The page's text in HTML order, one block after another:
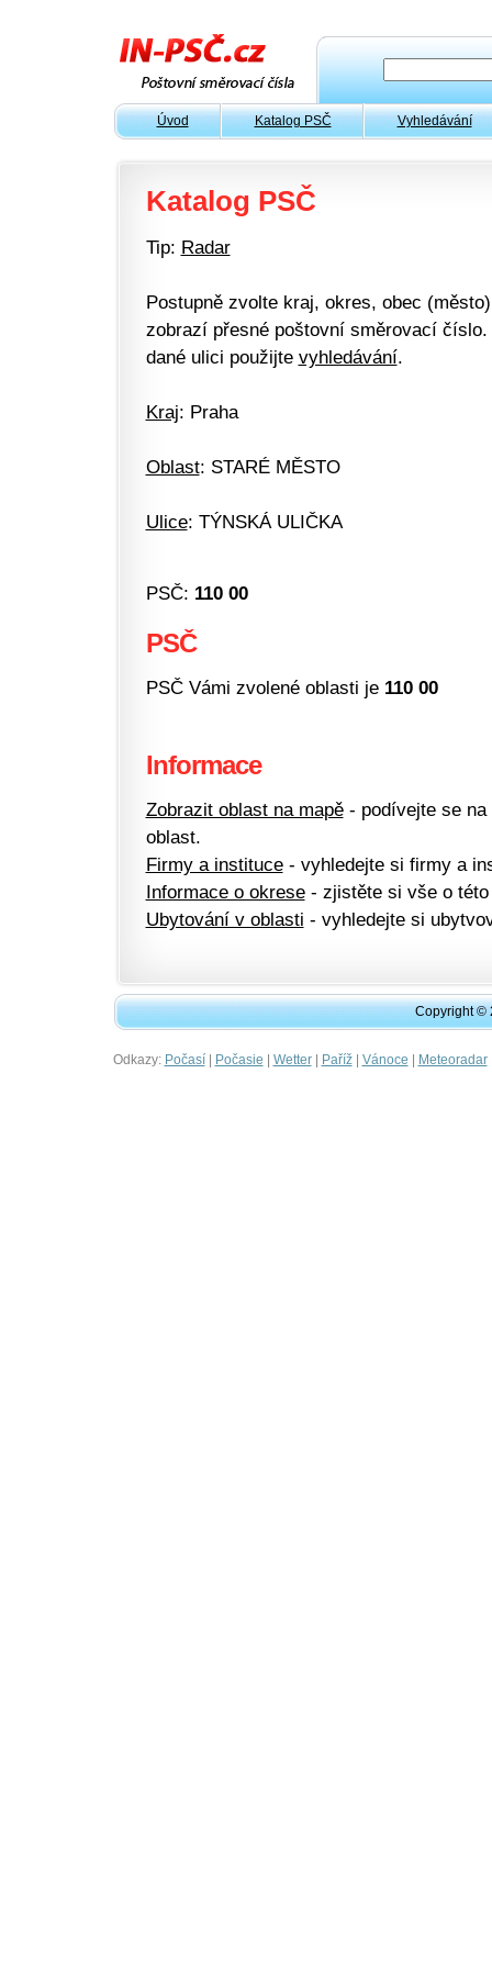
Úvod Katalog PSČ Vyhledávání
Katalog PSČ
Tip: Radar
Postupně zvolte kraj, okres, obec
zobrazí přesné poštovní směrovací
dané ulici použijte vyhledávání.
Kraj: Praha
Oblast: STARÉ MĚSTO
Ulice: TÝNSKÁ ULIČKA
PSČ: 110 00
PSČ
PSČ Vámi zvolené oblasti je 110 00
Informace
Zobrazit oblast na mapě- podívejte se na
oblast.
Firmy a instituce- vyhledejte si firmy a
Informace o okrese- zjistěte si vše o této
Ubytování v oblasti - vyhledejte si
Copyright ©
Odkazy: Počasí| Počasie | Wetter| Paříž| Vánoce | Meteoradar